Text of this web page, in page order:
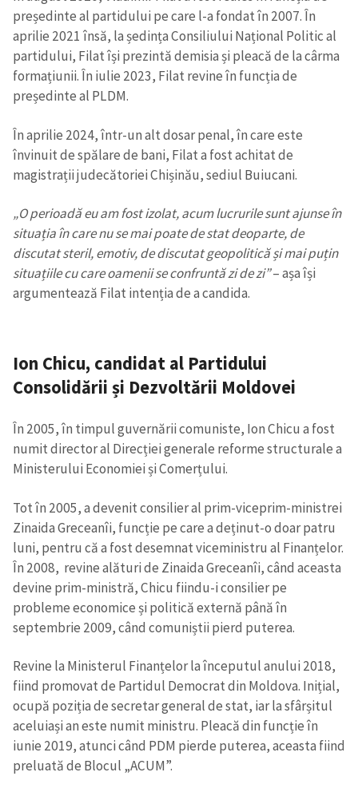
președinte al partidului pe care l-a fondat în 2007. În
aprilie 2021 însă, la ședința Consiliului Național Politic al
partidului, Filat își prezintă demisia și pleacă de la cârma
formațiunii. În iulie 2023, Filat revine în funcția de
președinte al PLDM.
În aprilie 2024, într-un alt dosar penal, în care este
învinuit de spălare de bani, Filat a fost achitat de
magistrații judecătoriei Chișinău, sediul Buiucani.
„O perioadă eu am fost izolat, acum lucrurile sunt ajunse în
situația în care nu se mai poate de stat deoparte, de
discutat steril, emotiv, de discutat geopolitică și mai puțin
situațiile cu care oamenii se confruntă zi de zi”– așa își
argumentează Filat intenția de a candida.
Ion Chicu, candidat al Partidului
Consolidării și Dezvoltării Moldovei
În 2005, în timpul guvernării comuniste, Ion Chicu a fost
numit director al Direcției generale reforme structurale a
Ministerului Economiei și Comerțului.
Tot în 2005, a devenit consilier al prim-viceprim-ministrei
Zinaida Greceanîi, funcție pe care a deținut-o doar patru
luni, pentru că a fost desemnat viceministru al Finanțelor.
În 2008, revine alături de Zinaida Greceanîi, când aceasta
devine prim-ministră, Chicu fiindu-i consilier pe
probleme economice și politică externă până în
septembrie 2009, când comuniștii pierd puterea.
Revine la Ministerul Finanțelor la începutul anului 2018,
fiind promovat de Partidul Democrat din Moldova. Inițial,
ocupă poziția de secretar general de stat, iar la sfârșitul
aceluiași an este numit ministru. Pleacă din funcție în
iunie 2019, atunci când PDM pierde puterea, aceasta fiind
preluată de Blocul „ACUM”.
CONTACT SURSĂ
Sursă anonimă
Nume+ Numele meu
Email+ Emailul meu
Am citit și sunt de
acord cu politica de
confidențialitate.
TRIMITE ȘTIREA